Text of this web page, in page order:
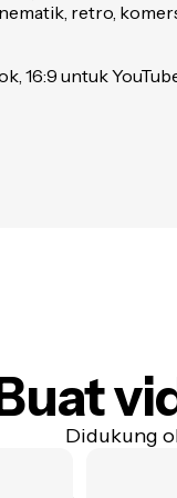
retro,
16:9 untuk
Didukung